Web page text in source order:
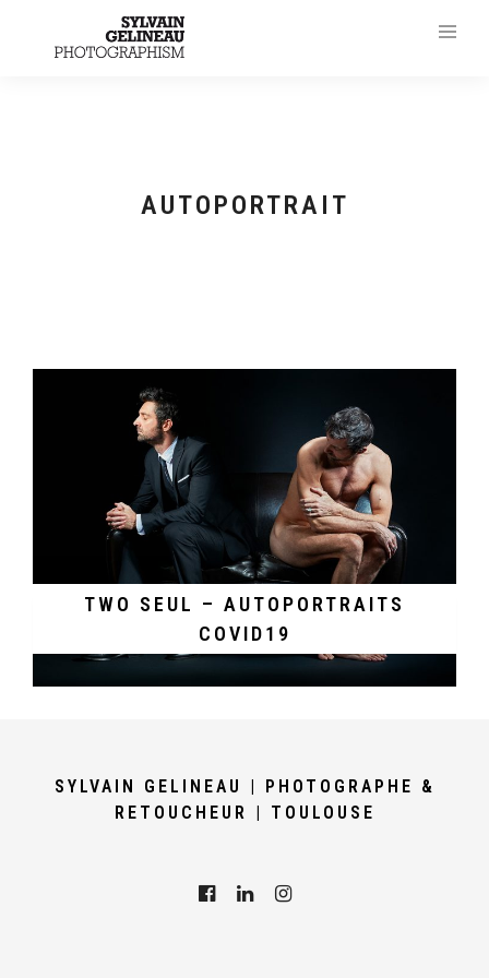
AUTOPORTRAIT
TWO SEUL – AUTOPORTRAITS
COVID19
SYLVAIN GELINEAU | PHOTOGRAPHE &
RETOUCHEUR | TOULOUSE